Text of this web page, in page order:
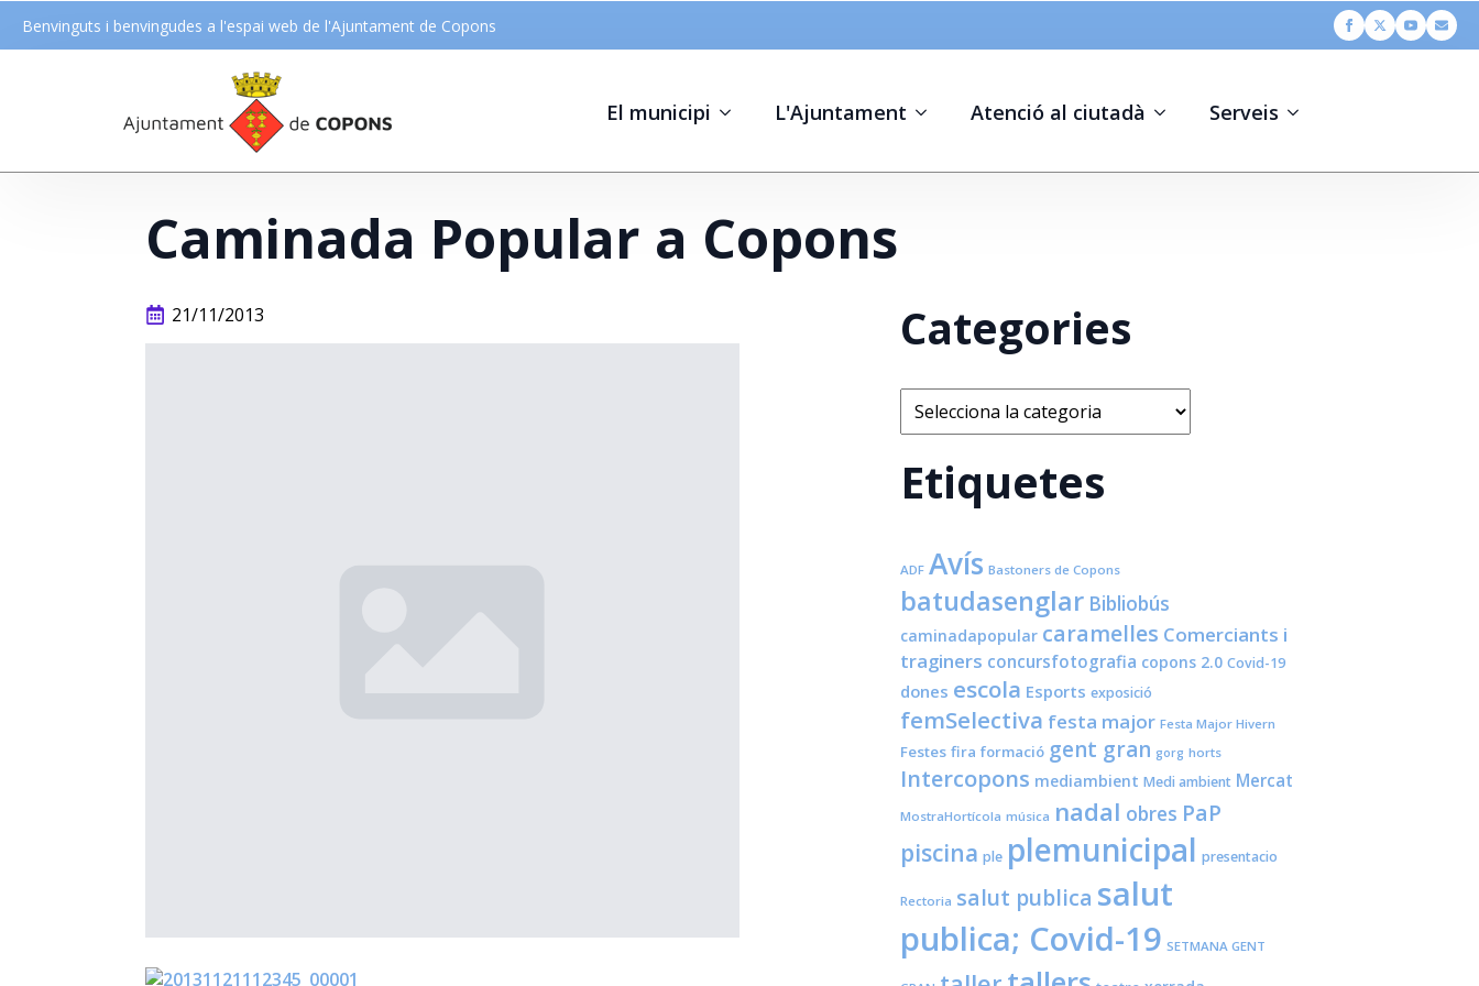
Benvinguts i benvingudes a l'espai web de l'Ajuntament de Copons
El municipi L'Ajuntament Atenció al ciutadà Serveis
Caminada Popular a Copons
21/11/2013 Categories
Categories
Etiquetes
ADF Avís Bastoners de Copons
batudasenglar Bibliobús
caminadapopular caramelles Comerciants i
traginers concursfotografia copons 2.0 Covid-19
dones escola Esports exposició
femSelectiva festa major Festa Major Hivern
Festes fira formació gent gran gorg horts
Intercopons mediambient Medi ambient Mercat
MostraHortícola música nadal obres PaP
piscina ple plemunicipal presentacio
Rectoria salut publica salut
publica; Covid-19 SETMANA GENT